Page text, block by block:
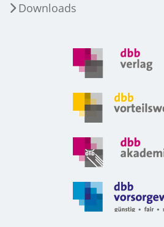
Downloads